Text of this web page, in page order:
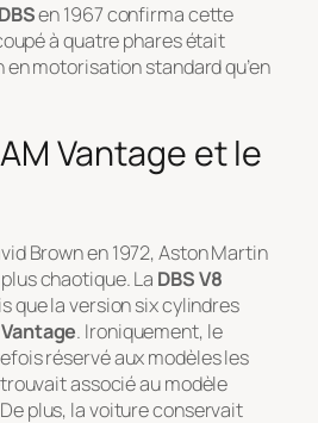
DBSen 1967 confirma cette
à quatre phares était
motorisation standard qu’en
Vantage et le
Brown en 1972, Aston Martin
chaotique. La DBS V8
que la version six cylindres
. Ironiquement, le
réservé aux modèles les
associé au modèle
plus, la voiture conservait